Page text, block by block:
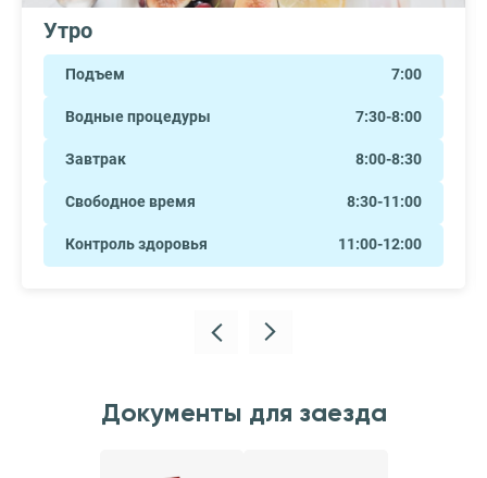
Утро
Подъем 7:00
Водные процедуры 7:30-8:00
Завтрак 8:00-8:30
Свободное время 8:30-11:00
Контроль здоровья 11:00-12:00
Документы для заезда